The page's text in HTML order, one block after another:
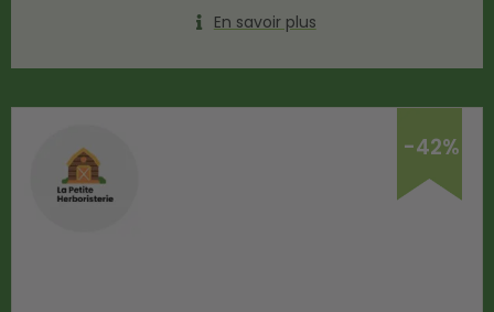
En savoir plus
-42%